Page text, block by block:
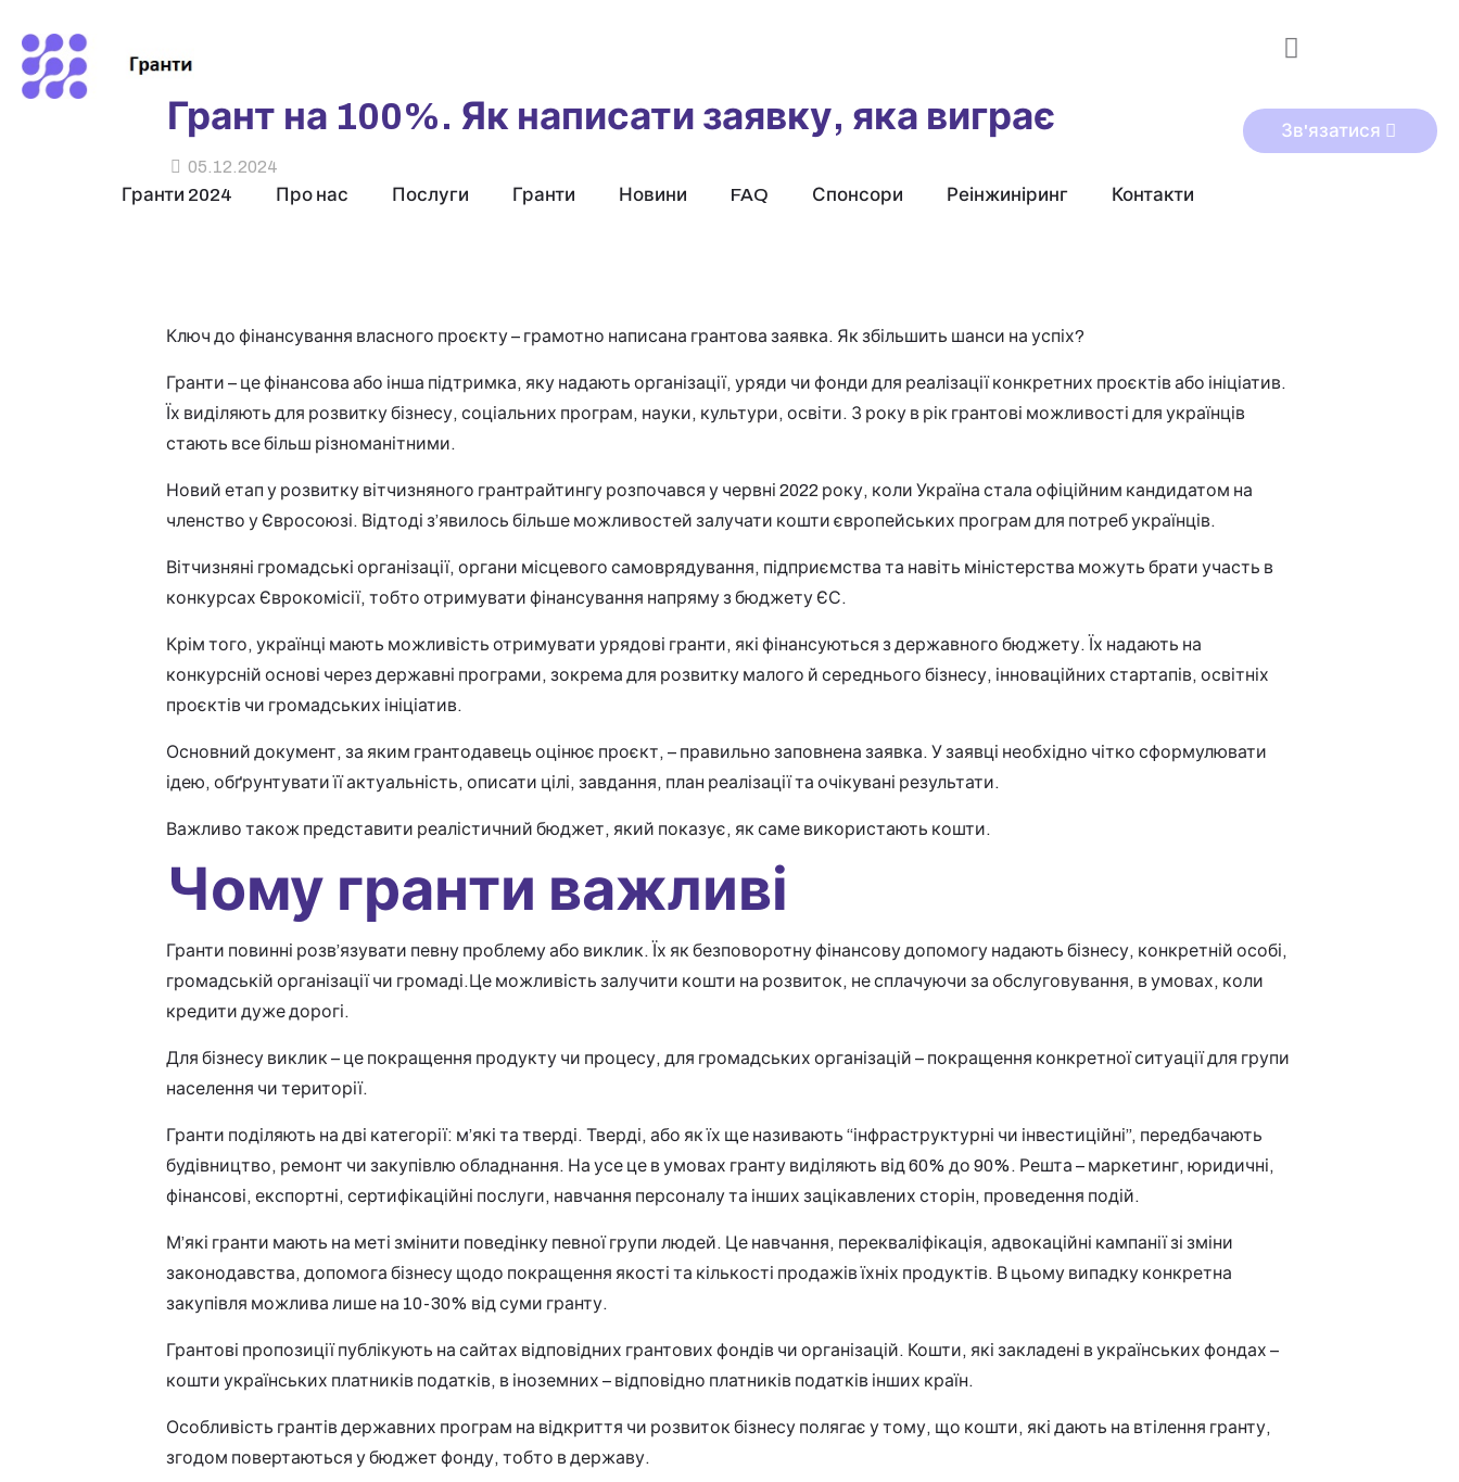
Гранти 2024 Про нас Послуги Гранти Новини FAQ Спонсори Реінжиніринг Контакти
Зв'язатися
Грант на 100%. Як написати заявку, яка виграє
05.12.2024
Ключ до фінансування власного проєкту – грамотно написана грантова заявка. Як збільшить шанси на успіх?
Гранти – це фінансова або інша підтримка, яку надають організації, уряди чи фонди для реалізації конкретних проєктів або ініціатив.
Їх виділяють для розвитку бізнесу, соціальних програм, науки, культури, освіти. З року в рік грантові можливості для українців
стають все більш різноманітними.
Новий етап у розвитку вітчизняного грантрайтингу розпочався у червні 2022 року, коли Україна стала офіційним кандидатом на
членство у Євросоюзі. Відтоді з’явилось більше можливостей залучати кошти європейських програм для потреб українців.
Вітчизняні громадські організації, органи місцевого самоврядування, підприємства та навіть міністерства можуть брати участь в
конкурсах Єврокомісії, тобто отримувати фінансування напряму з бюджету ЄС.
Крім того, українці мають можливість отримувати урядові гранти, які фінансуються з державного бюджету. Їх надають на
конкурсній основі через державні програми, зокрема для розвитку малого й середнього бізнесу, інноваційних стартапів, освітніх
проєктів чи громадських ініціатив.
Основний документ, за яким грантодавець оцінює проєкт, – правильно заповнена заявка. У заявці необхідно чітко сформулювати
ідею, обґрунтувати її актуальність, описати цілі, завдання, план реалізації та очікувані результати.
Важливо також представити реалістичний бюджет, який показує, як саме використають кошти.
Чому гранти важливі
Гранти повинні розв’язувати певну проблему або виклик. Їх як безповоротну фінансову допомогу надають бізнесу, конкретній особі,
громадській організації чи громаді.Це можливість залучити кошти на розвиток, не сплачуючи за обслуговування, в умовах, коли
кредити дуже дорогі.
Для бізнесу виклик – це покращення продукту чи процесу, для громадських організацій – покращення конкретної ситуації для групи
населення чи території.
Гранти поділяють на дві категорії: м’які та тверді. Тверді, або як їх ще називають “інфраструктурні чи інвестиційні”, передбачають
будівництво, ремонт чи закупівлю обладнання. На усе це в умовах гранту виділяють від 60% до 90%. Решта – маркетинг, юридичні,
фінансові, експортні, сертифікаційні послуги, навчання персоналу та інших зацікавлених сторін, проведення подій.
М’які гранти мають на меті змінити поведінку певної групи людей. Це навчання, перекваліфікація, адвокаційні кампанії зі зміни
законодавства, допомога бізнесу щодо покращення якості та кількості продажів їхніх продуктів. В цьому випадку конкретна
закупівля можлива лише на 10-30% від суми гранту.
Грантові пропозиції публікують на сайтах відповідних грантових фондів чи організацій. Кошти, які закладені в українських фондах –
кошти українських платників податків, в іноземних – відповідно платників податків інших країн.
Особливість грантів державних програм на відкриття чи розвиток бізнесу полягає у тому, що кошти, які дають на втілення гранту,
згодом повертаються у бюджет фонду, тобто в державу.